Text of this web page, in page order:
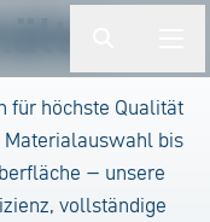
für höchste Qualität
Materialauswahl bis
– unsere
vollständige